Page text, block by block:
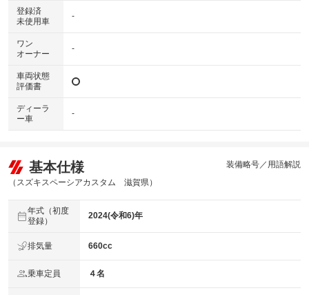
登録済
未使用車
-
ワン
オーナー
-
車両状態
評価書
ディーラ
ー車
-
基本仕様
（スズキスペーシアカスタム 滋賀県）
装備略号／用語解説
年式（初度
登録）
2024(令和6)年
排気量 660cc
乗車定員 ４名